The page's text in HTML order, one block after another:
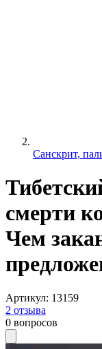
Санскрит,
смерти
Чем
Артикул: 13159
2 отзыва
0 вопросов